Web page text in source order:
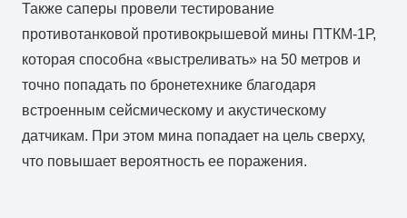
Также саперы провели тестирование
противотанковой противокрышевой мины ПТКМ-1Р,
которая способна «выстреливать» на 50 метров и
точно попадать по бронетехнике благодаря
встроенным сейсмическому и акустическому
датчикам. При этом мина попадает на цель сверху,
что повышает вероятность ее поражения.